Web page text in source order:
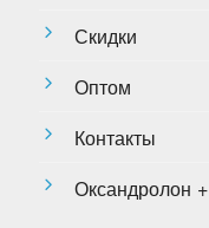
Скидки
Оптом
Контакты
Оксандролон